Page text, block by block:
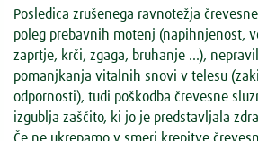
Posledica zrušenega ravnotežja
poleg prebavnih motenj (napihnjenost,
zaprtje, krči, zgaga, bruhanje ...),
pomanjkanja vitalnih snovi v telesu
odpornosti), tudi poškodba črevesne
izgublja zaščito, ki jo je predstavljala
Če ne ukrepamo v smeri krepitve